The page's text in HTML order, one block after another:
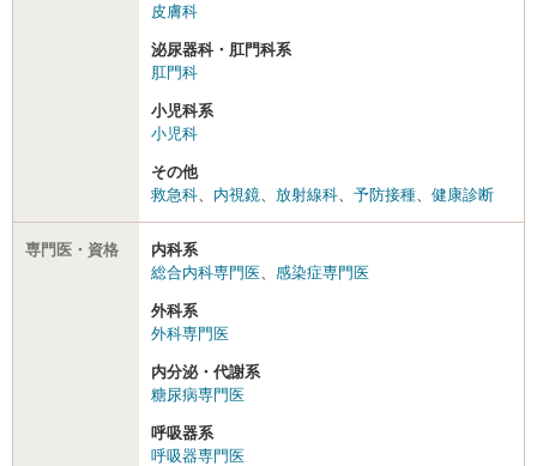
皮膚科
泌尿器科・肛門科系
肛門科
小児科系
小児科
その他
救急科
内視鏡 放射線科 予防接種 健康診断
専門医・資格
内科系
総合内科専門医
感染症専門医
外科系
外科専門医
内分泌・代謝系
糖尿病専門医
呼吸器系
呼吸器専門医